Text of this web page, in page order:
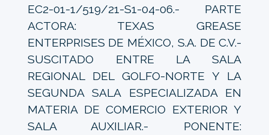
EC2-01-1/519/21-S1-04-06.- PARTE
ACTORA: TEXAS GREASE
ENTERPRISES DE MÉXICO, S.A. DE C.V.-
SUSCITADO ENTRE LA SALA
REGIONAL DEL GOLFO-NORTE Y LA
SEGUNDA SALA ESPECIALIZADA EN
MATERIA DE COMERCIO EXTERIOR Y
SALA AUXILIAR.- PONENTE: